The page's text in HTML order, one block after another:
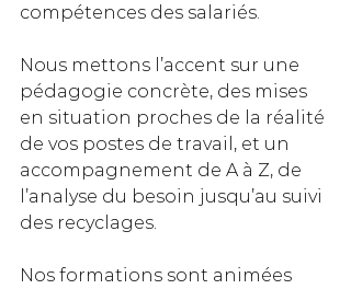
compétences des salariés.
Nous mettons l’accent sur une
pédagogie concrète, des mises
en situation proches de la réalité
de vos postes de travail, et un
accompagnement de A à Z, de
l’analyse du besoin jusqu’au suivi
des recyclages.
Nos formations sont animées